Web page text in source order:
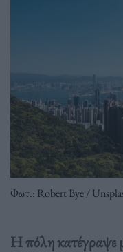
Φωτ.: Robert Bye /
Η πόλη κατέγραψε